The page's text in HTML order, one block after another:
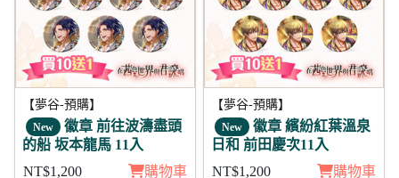
【夢谷-預購】
New 徽章 前往波濤盡頭
的船 坂本龍馬 11入
NT$1,200
購物車
【夢谷-預購】
New 徽章 繽紛紅葉溫泉
日和 前田慶次11入
NT$1,200
購物車